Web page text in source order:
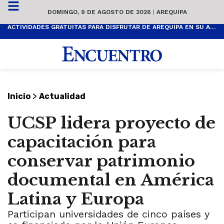
DOMINGO, 9 DE AGOSTO DE 2026 | AREQUIPA
ACTIVIDADES GRATUITAS PARA DISFRUTAR DE AREQUIPA EN SU ANIVERSARIO
Inicio > Actualidad
UCSP lidera proyecto de
capacitación para
conservar patrimonio
documental en América
Latina y Europa
Participan universidades de cinco países y